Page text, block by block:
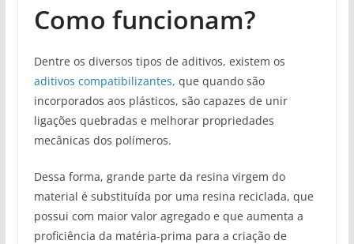
Como funcionam?
Dentre os diversos tipos de aditivos, existem os
aditivos compatibilizantes, que quando são
incorporados aos plásticos, são capazes de unir
ligações quebradas e melhorar propriedades
mecânicas dos polímeros.
Dessa forma, grande parte da resina virgem do
material é substituída por uma resina reciclada, que
possui com maior valor agregado e que aumenta a
proficiência da matéria-prima para a criação de